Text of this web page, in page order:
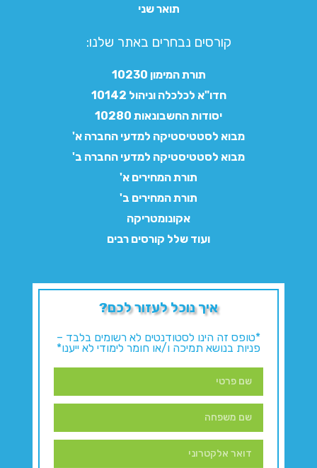
תואר שני
קורסים נבחרים באתר שלנו:​
תורת המימון 10230
חדו"א לכלכלה וניהול 10142
יסודות החשבונאות 10280
מבוא לסטטיסטיקה למדעי החברה א'
מבוא לסטטיסטיקה למדעי החברה ב'
תורת המחירים א'
תורת המחירים ב'
אקונומטריקה
ועוד שלל קורסים רבים
איך נוכל לעזור לכם?
*טופס זה הינו לסטודנטים לא רשומים בלבד –
פניות בנושא תמיכה ו/או חומר לימודי לא ייענו*